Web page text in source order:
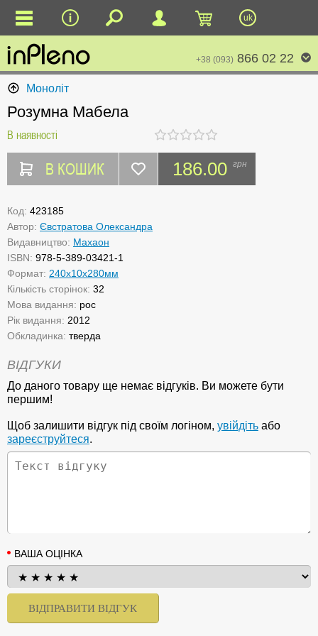
uk
+38 (093) 866 02 22
Моноліт
Розумна Мабела
В наявності
В КОШИК 186.00 грн
Код: 423185
Автор: Євстратова Олександра
Видавництво: Махаон
ISBN: 978-5-389-03421-1
Формат: 240x10x280мм
Кількість сторінок: 32
Мова видання: рос
Рік видання: 2012
Обкладинка: тверда
ВІДГУКИ
До даного товару ще немає відгуків. Ви можете бути
першим!
Щоб залишити відгук під своїм логіном, увійдіть або
зареєструйтеся.
ВАША ОЦІНКА